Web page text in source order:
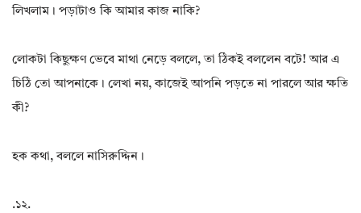
লিখলাম। পড়াটাও কি আমার কাজ নাকি?
লোকটা কিছুক্ষণ ভেবে মাথা নেড়ে বললে, তা ঠিকই বললেন বটে! আর এ
চিঠি তো আপনাকে। লেখা নয়, কাজেই আপনি পড়তে না পারলে আর ক্ষতি
কী?
হক কথা, বললে নাসিরুদ্দিন।
.১২.